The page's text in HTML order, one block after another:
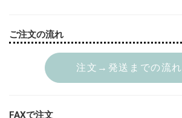
ご注文の流れ
注文→発送までの流れ
FAXで注文